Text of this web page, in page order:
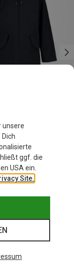
unsere
ggf. die
USA ein.
Site.